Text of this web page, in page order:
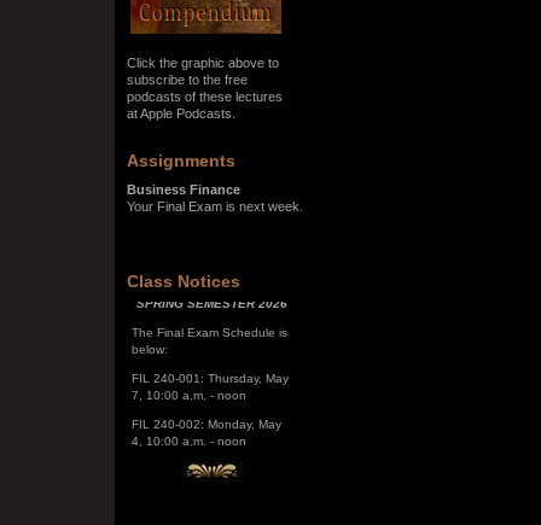
Click the graphic above to
subscribe to the free
podcasts of these lectures
at Apple Podcasts.
Assignments
Business Finance
Your Final Exam is next week.
Class Notices
SPRING SEMESTER 2026
The Final Exam Schedule is
FIL 240-001: Thursday, May
FIL 240-002: Monday, May